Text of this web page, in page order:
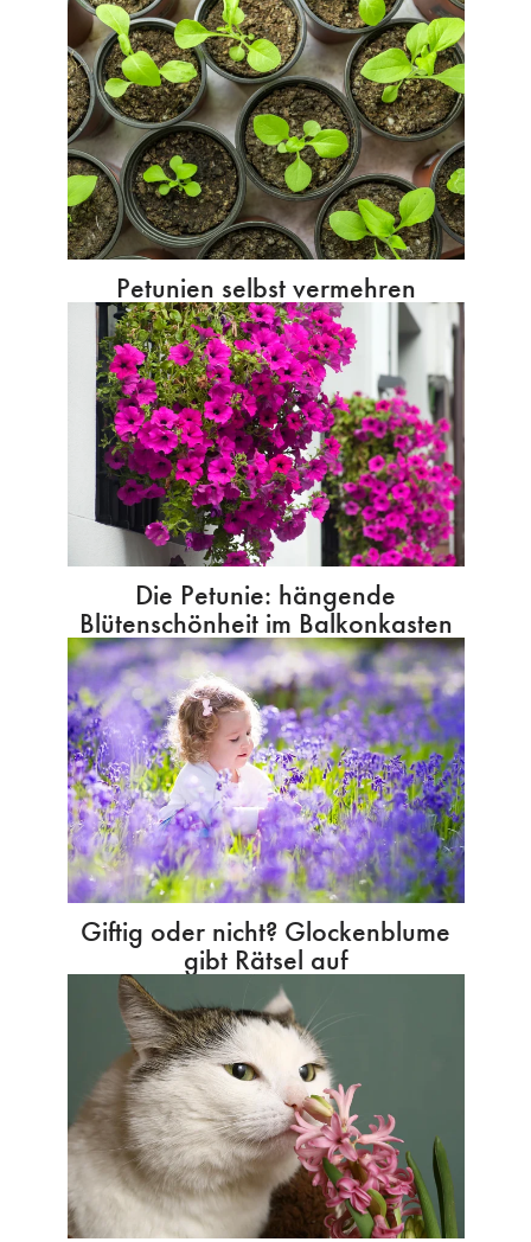
Petunien selbst vermehren
Die Petunie: hängende
Blütenschönheit im Balkonkasten
Giftig oder nicht? Glockenblume
gibt Rätsel auf